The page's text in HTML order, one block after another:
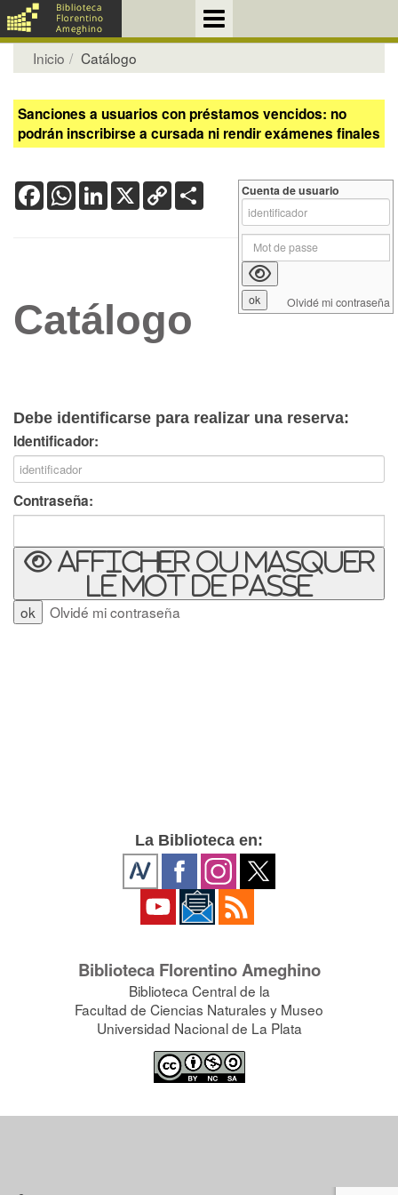
Inicio Catálogo
Sanciones a usuarios con préstamos vencidos: no
podrán inscribirse a cursada ni rendir exámenes finales
FacebookWhatsApp
LinkedIn
X Copy
Link
Catálogo
Debe identificarse para realizar una reserva:
Identificador:
Contraseña:
Afficher ou masquer
le mot de passe
Olvidé mi contraseña
Cuenta de usuario
Olvidé mi contraseña
La Biblioteca en:
Biblioteca Florentino Ameghino
Biblioteca Central de la
Facultad de Ciencias Naturales y Museo
Universidad Nacional de La Plata